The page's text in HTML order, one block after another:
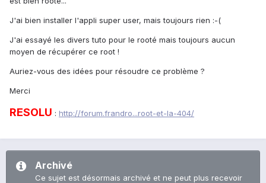
J'ai bien installer l'appli super user, mais toujours rien :-(
J'ai essayé les divers tuto pour le rooté mais toujours aucun
moyen de récupérer ce root !
Auriez-vous des idées pour résoudre ce problème ?
Merci
RESOLU : http://forum.frandro...root-et-la-404/
Archivé
Ce sujet est désormais archivé et ne peut plus recevoir